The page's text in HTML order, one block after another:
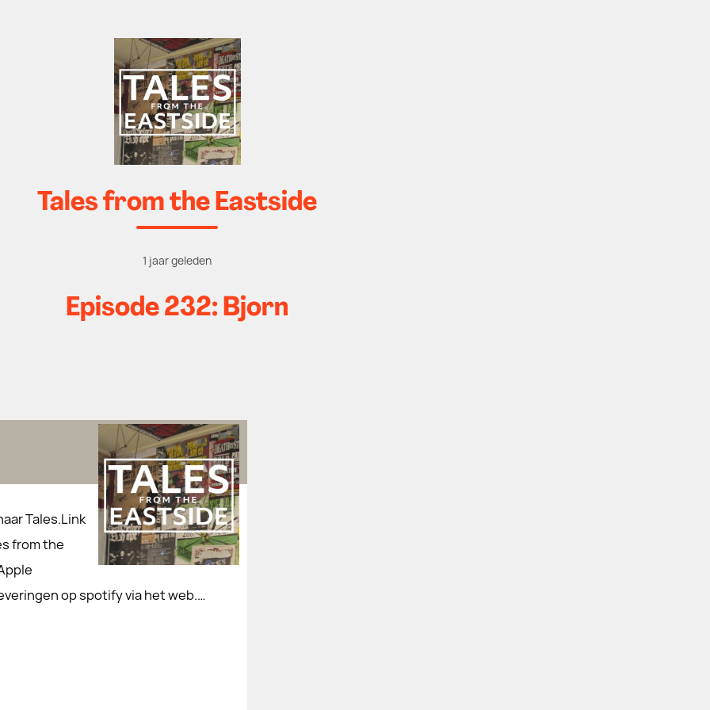
Tales from the Eastside
1 jaar geleden
Episode 232: Bjorn
Tales.Link
from the
op spotify via het web.…